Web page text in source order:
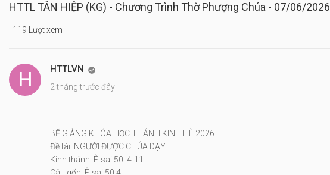
HTTL TÂN HIỆP (KG) - Chương Trình Thờ Phượng Chúa - 07/06/2026
119 Lượt xem
HTTLVN 
2 tháng trước đây
BẾ GIẢNG KHÓA HỌC THÁNH KINH HÈ 2026
Đề tài: NGƯỜI ĐƯỢC CHÚA DẠY
Kinh thánh: Ê-sai 50: 4-11
Câu gốc: Ê-sai 50:4